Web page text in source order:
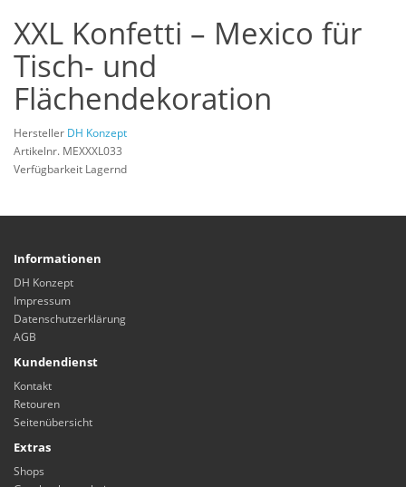
XXL Konfetti – Mexico für
Tisch- und
Flächendekoration
Hersteller DH Konzept
Artikelnr. MEXXXL033
Verfügbarkeit Lagernd
Informationen
DH Konzept
Impressum
Datenschutzerklärung
AGB
Kundendienst
Kontakt
Retouren
Seitenübersicht
Extras
Shops